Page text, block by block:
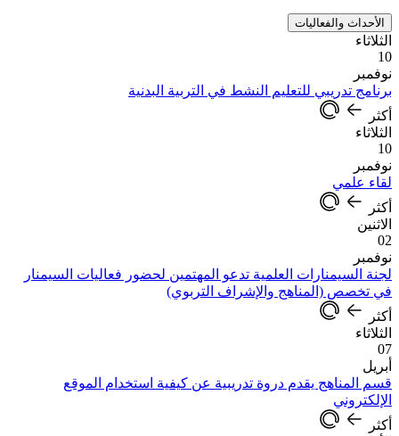
الأحداث والفعاليات
الثلاثاء
10
نوفمبر
برنامج تدريبي للتعليم النشط في التربية البدنية
أكثر
الثلاثاء
10
نوفمبر
لقاء علمي
أكثر
الاثنين
02
نوفمبر
لجنة السيمنارات العلمية تدعو المهتمين لحضور فعاليات السيمنار
في تخصص (المناهج والإشراف التربوي)
أكثر
الثلاثاء
07
أبريل
قسم المناهج يقدم دروة تدريبية عن كيفية استخدام الموقع
الإلكتروني
أكثر